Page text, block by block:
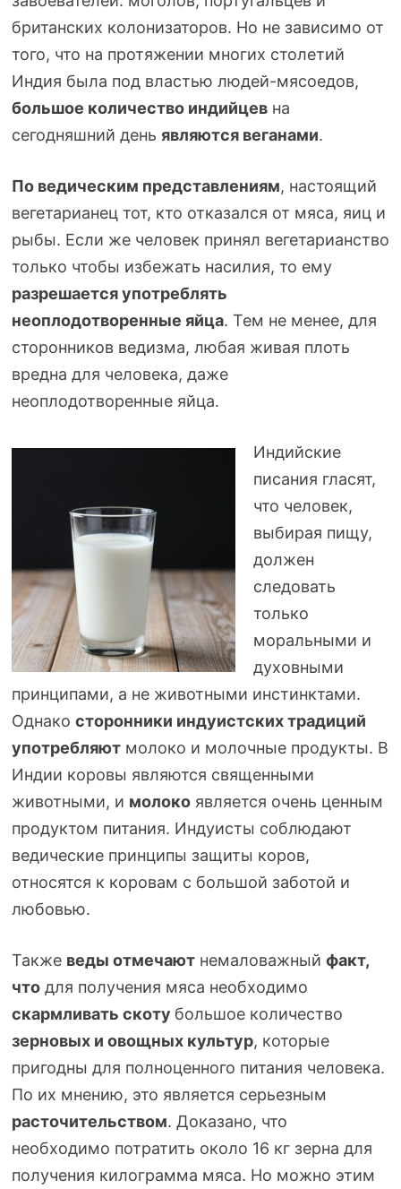
британских колонизаторов. Но не зависимо от
того, что на протяжении многих столетий
Индия была под властью людей-мясоедов,
большое количество индийцевна
сегодняшний день являются веганами.
По ведическим представлениям, настоящий
вегетарианец тот, кто отказался от мяса, яиц и
рыбы. Если же человек принял вегетарианство
только чтобы избежать насилия, то ему
разрешается употреблять
неоплодотворенные яйца. Тем не менее, для
сторонников ведизма, любая живая плоть
вредна для человека, даже
неоплодотворенные яйца.
Индийские
писания гласят,
что человек,
выбирая пищу,
должен
следовать
только
моральными и
духовными
принципами, а не животными инстинктами.
Однако сторонники индуистских традиций
употребляютмолоко и молочные продукты. В
Индии коровы являются священными
животными, и молокоявляется очень ценным
продуктом питания. Индуисты соблюдают
ведические принципы защиты коров,
относятся к коровам с большой заботой и
любовью.
Также веды отмечаютнемаловажный факт,
чтодля получения мяса необходимо
скармливать скоту большое количество
зерновых и овощных культур, которые
пригодны для полноценного питания человека.
По их мнению, это является серьезным
расточительством. Доказано, что
необходимо потратить около 16 кг зерна для
получения килограмма мяса. Но можно этим